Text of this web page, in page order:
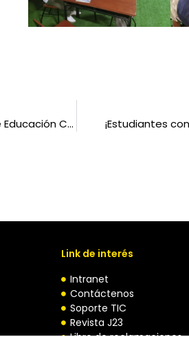
¡Fuimos protagonistas en la XXXVI Convención Nacional de Educación Católica! ¡Estudiantes
Link de interés
Intranet
Contáctenos
Soporte TIC
Revista J23